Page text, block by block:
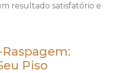
resultado satisfatório e
Piso